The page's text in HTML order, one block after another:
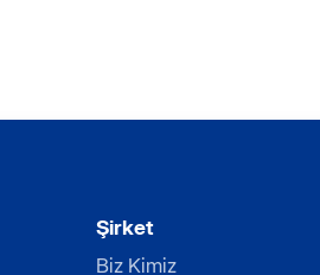
Şirket
Biz Kimiz